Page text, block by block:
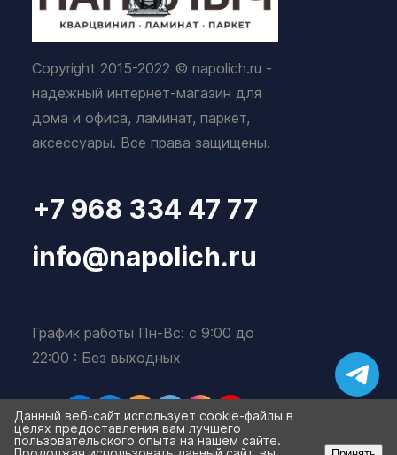
Copyright 2015-2022 © napolich.ru -
надежный интернет-магазин для
дома и офиса, ламинат, паркет,
аксессуары. Все права защищены.
+7 968 334 47 77
info@napolich.ru
График работы Пн-Вс: с 9:00 до
22:00 : Без выходных
Данный веб-сайт использует cookie-файлы в
целях предоставления вам лучшего
пользовательского опыта на нашем сайте.